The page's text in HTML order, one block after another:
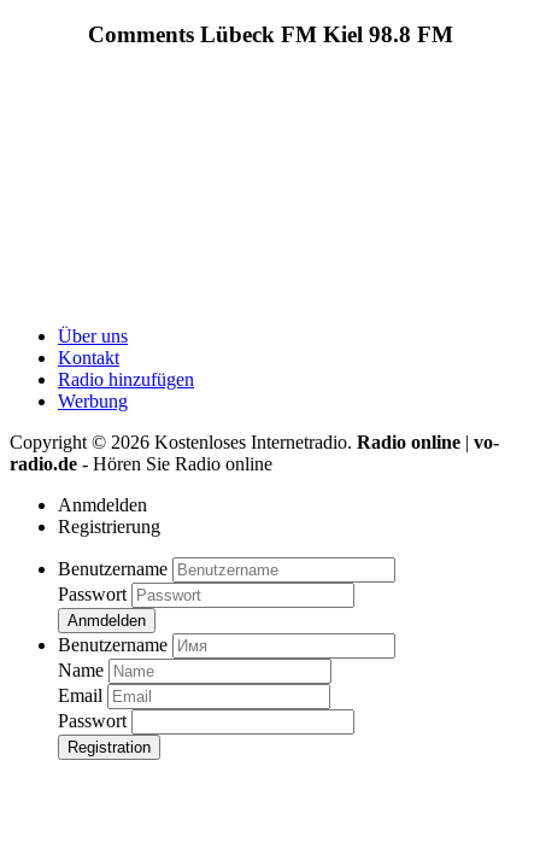
Comments Lübeck FM Kiel 98.8 FM
Über uns
Kontakt
Radio hinzufügen
Werbung
Copyright © 2026 Kostenloses Internetradio. Radio online | vo-
radio.de - Hören Sie Radio online
Anmdelden
Registrierung
Benutzername
Passwort
Anmdelden
Benutzername
Name
Email
Passwort
Registration